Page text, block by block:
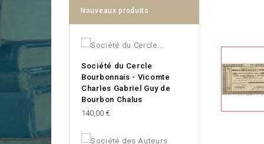
Nouveaux produits
Société du Cercle
Bourbonnais - Vicomte
Charles Gabriel Guy de
Bourbon Chalus
Prix
140,00 €